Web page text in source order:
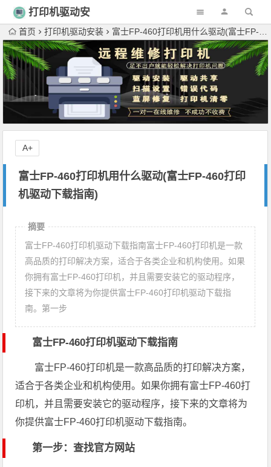
打印机驱动安
装首页 打印机驱动安装 富士FP-460打印机用什么驱动(富士FP-460打印机驱动下载指南)
富士FP-460打印机用什么驱动(富士FP-460打印
机驱动下载指南)
A+
摘要
富士FP-460打印机驱动下载指南富士FP-460打印机是一款
高品质的打印解决方案，适合于各类企业和机构使用。如果
你拥有富士FP-460打印机，并且需要安装它的驱动程序，
接下来的文章将为你提供富士FP-460打印机驱动下载指
南。第一步
富士FP-460打印机驱动下载指南
富士FP-460打印机是一款高品质的打印解决方案，
适合于各类企业和机构使用。如果你拥有富士FP-460打
印机，并且需要安装它的驱动程序，接下来的文章将为
你提供富士FP-460打印机驱动下载指南。
第一步：查找官方网站